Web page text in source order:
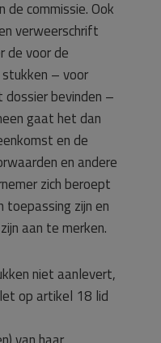
commissie. Ook
verweerschrift
de voor de
– voor
dossier bevinden –
gaat het dan
en de
en andere
zich beroept
toepassing zijn en
aan te merken.
niet aanlevert,
op artikel 18 lid